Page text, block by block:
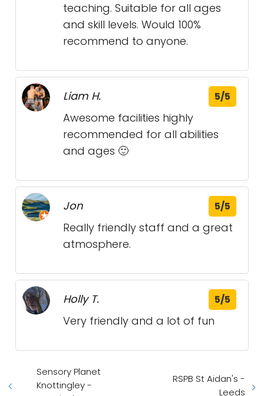
teaching. Suitable for all ages
and skill levels. Would 100%
recommend to anyone.
Liam H. 5/5
Awesome facilities highly
recommended for all abilities
and ages 🙂
Jon 5/5
Really friendly staff and a great
atmosphere.
Holly T. 5/5
Very friendly and a lot of fun
Sensory Planet
Knottingley -
RSPB St Aidan's -
Leeds